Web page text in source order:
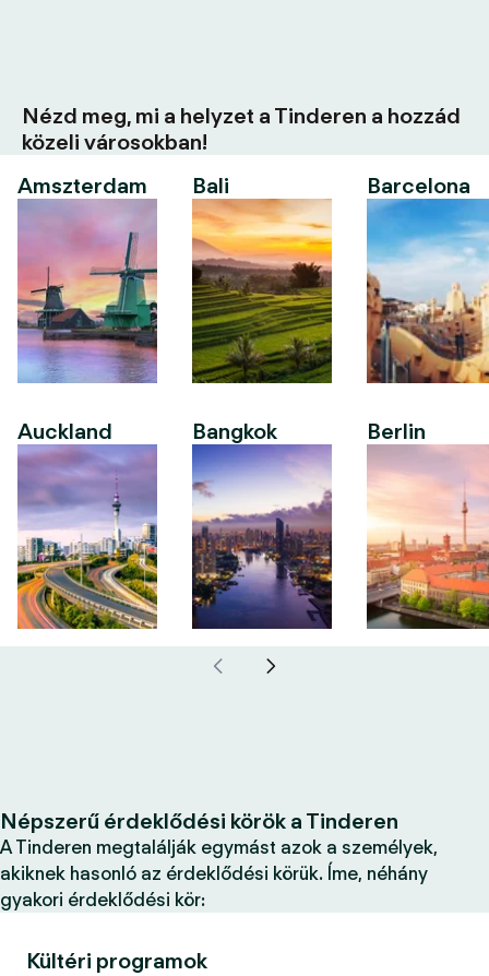
Nézd meg, mi a helyzet a Tinderen a hozzád
közeli városokban!
Amszterdam
Auckland
Bali
Bangkok
Barcelona
Berlin
Népszerű érdeklődési körök a Tinderen
A Tinderen megtalálják egymást azok a személyek,
akiknek hasonló az érdeklődési körük. Íme, néhány
gyakori érdeklődési kör:
Kültéri programok